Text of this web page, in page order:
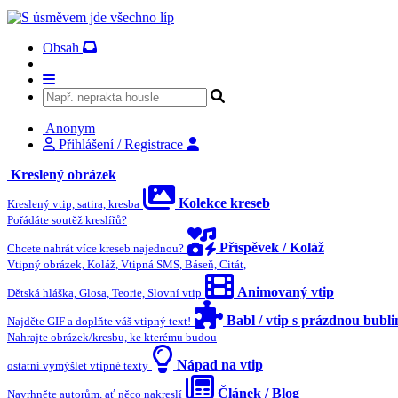
Obsah
Anonym
Přihlášení / Registrace
Kreslený obrázek
Kreslený vtip, satira, kresba Kolekce kreseb
Pořádáte soutěž kreslířů?
Chcete nahrát více kreseb najednou? Příspěvek / Koláž
Vtipný obrázek, Koláž, Vtipná SMS, Báseň, Citát,
Dětská hláška, Glosa, Teorie, Slovní vtip Animovaný vtip
Najděte GIF a doplňte váš vtipný text! Babl / vtip s prázdnou
Nahrajte obrázek/kresbu, ke kterému budou
ostatní vymýšlet vtipné texty Nápad na vtip
Navrhněte autorům, ať něco nakreslí Článek / Blog